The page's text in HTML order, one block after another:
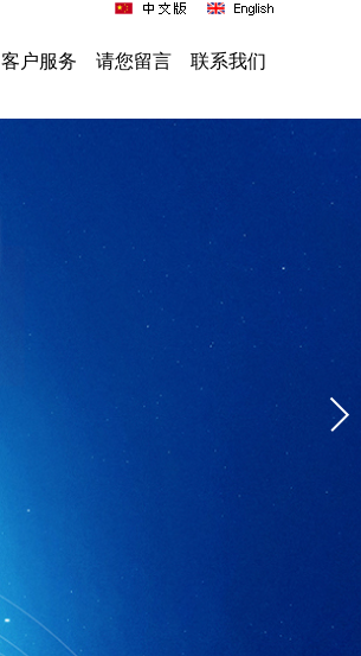
客户服务 请您留言 联系我们